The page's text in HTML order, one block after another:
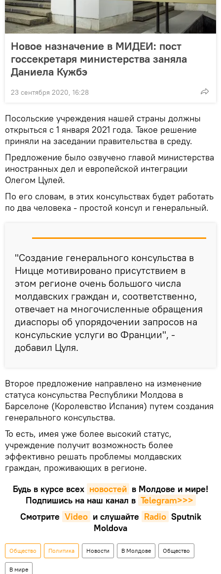
Новое назначение в МИДЕИ: пост
госсекретаря министерства заняла
Даниела Кужбэ
23 сентября 2020, 16:28
Посольские учреждения нашей страны должны
открыться с 1 января 2021 года. Такое решение
приняли на заседании правительства в среду.
Предложение было озвучено главой министерства
иностранных дел и европейской интеграции
Олегом Цулей.
По его словам, в этих консульствах будет работать
по два человека - простой консул и генеральный.
"Создание генерального консульства в
Ницце мотивировано присутствием в
этом регионе очень большого числа
молдавских граждан и, соответственно,
отвечает на многочисленные обращения
диаспоры об упорядочении запросов на
консульские услуги во Франции", -
добавил Цуля.
Второе предложение направлено на изменение
статуса консульства Республики Молдова в
Барселоне (Королевство Испания) путем создания
генерального консульства.
То есть, имея уже более высокий статус,
учреждение получит возможность более
эффективно решать проблемы молдавских
граждан, проживающих в регионе.
Будь в курсе всех новостей в Молдове и мире!
Подпишись на наш канал в Telegram>>>
Смотрите Video и слушайте Radio Sputnik
Moldova
Общество Политика Новости В Молдове Общество
В мире